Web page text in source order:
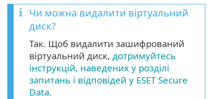
Чи можна видалити віртуальний
диск?
Так. Щоб видалити зашифрований
віртуальний диск, дотримуйтесь
інструкцій, наведених у розділі
запитань і відповідей у ESET Secure
Data.